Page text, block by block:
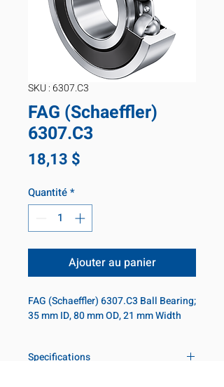
SKU : 6307.C3
FAG (Schaeffler)
6307.C3
18,13 $
Quantité*
Ajouter au panier
FAG (Schaeffler) 6307.C3 Ball Bearing;
35 mm ID, 80 mm OD, 21 mm Width
Specifications